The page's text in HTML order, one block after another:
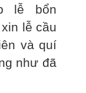
lễ bổn
lễ cầu
và quí
như đã